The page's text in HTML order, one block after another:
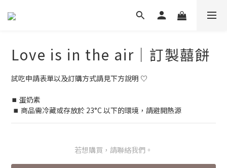
Love is in the air｜訂製囍餅
試吃申請表單以及訂購方式請見下方說明 ♡
⏹︎ 蛋奶素
⏹︎ 商品需冷藏或存放於 23°C 以下的環境，請避開熱源
若想購買，請聯絡我們。